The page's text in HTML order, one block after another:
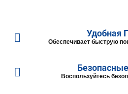
Удобная
Обеспечивает быструю
Воспользуйтесь